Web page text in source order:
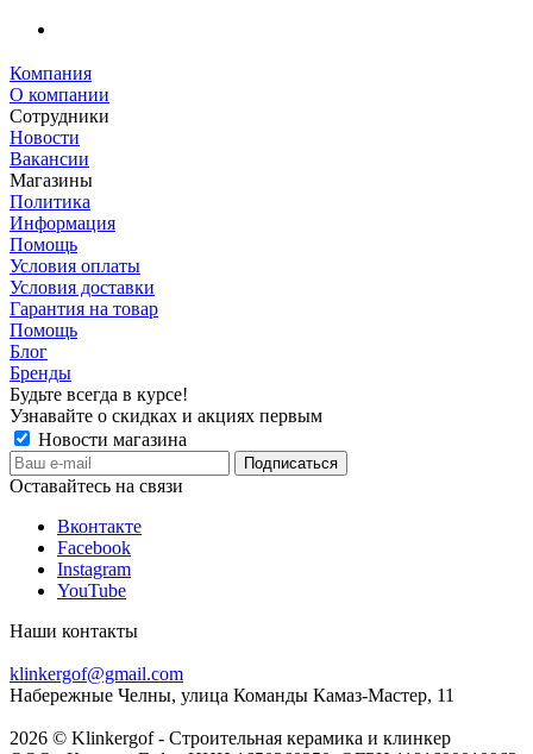
Компания
О компании
Сотрудники
Новости
Вакансии
Магазины
Политика
Информация
Помощь
Условия оплаты
Условия доставки
Гарантия на товар
Помощь
Блог
Бренды
Будьте всегда в курсе!
Узнавайте о скидках и акциях первым
Новости магазина
Оставайтесь на связи
Вконтакте
Facebook
Instagram
YouTube
Наши контакты
klinkergof@gmail.com
Набережные Челны, улица Команды Камаз-Мастер, 11
2026 © Klinkergof - Строительная керамика и клинкер